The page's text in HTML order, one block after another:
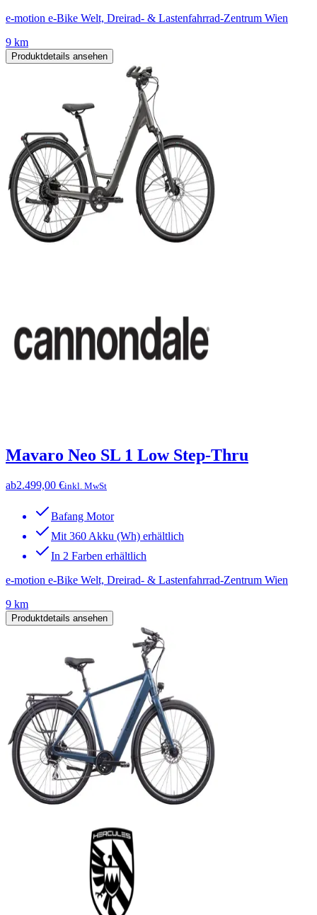
e-motion e-Bike Welt, Dreirad- & Lastenfahrrad-Zentrum Wien
9 km
Produktdetails ansehen
Mavaro Neo SL 1 Low Step-Thru
ab2.499,00 €inkl. MwSt
Bafang Motor
Mit 360 Akku (Wh) erhältlich
In 2 Farben erhältlich
e-motion e-Bike Welt, Dreirad- & Lastenfahrrad-Zentrum Wien
9 km
Produktdetails ansehen